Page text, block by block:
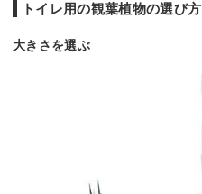
トイレ用の観葉植物の選び方
大きさを選ぶ